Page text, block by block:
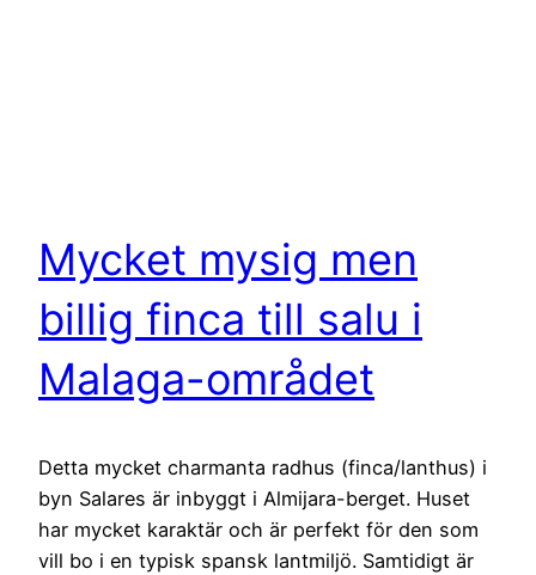
Mycket mysig men
billig finca till salu i
Malaga-området
Detta mycket charmanta radhus (finca/lanthus) i
byn Salares är inbyggt i Almijara-berget. Huset
har mycket karaktär och är perfekt för den som
vill bo i en typisk spansk lantmiljö. Samtidigt är